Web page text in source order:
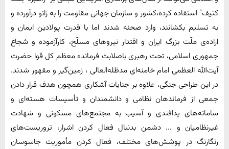
کثیف" استفاده کرده،کشور و سازمان جهانی مقاومت را به زانو درآورده و
به تسلیم بکشانند، وارد صحنه شدند اما با قدرت پولادین ایمان و
اراده‌ی ملّت بزرگ ایران و اقتدار نیروهای مسلّح، کارآزموده و شجاع
جمهوری اسلامی، تحت رهبری باصلابت فرمانده معظم کل قوا حضرت
آیت‌الله العظمی امام خامنه‌ای مدظله‌العالی ، زمین‌گیر و مقهور شدند.
در این طراحی جنگی، علاوه بر جنایات آشکاری همچون هدف قرار دادن
جمعی از فرماندهان نظامی و دانشمندان و تأسیسات هسته‌ای و
سامانه‌های پدافندی و آسیب به مجتمع‌های مسکونی و شهادت
غیرنظامیان و ... دشمن بدنبال فعال کردن اشرار، تروریست‌های
رنگارنگ در پوشش‌های مختلف، فعال کردن مأموریت جاسوسان